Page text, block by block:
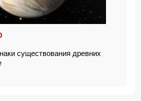
существования древних